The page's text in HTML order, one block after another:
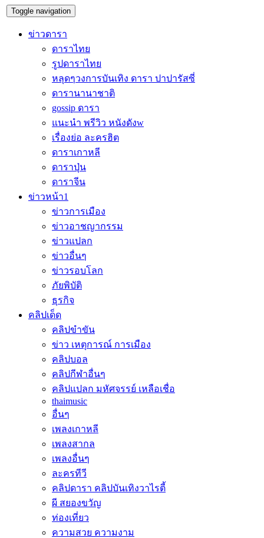
Toggle navigation
ข่าวดารา
ดาราไทย
รูปดาราไทย
หลุดๆวงการบันเทิง ดารา ปาปารัสซี่
ดารานานาชาติ
gossip ดารา
แนะนำ พรีวิว หนังดังw
เรื่องย่อ ละครฮิต
ดาราเกาหลี
ดาราปุ่น
ดาราจีน
ข่าวหน้า1
ข่าวการเมือง
ข่าวอาชญากรรม
ข่าวแปลก
ข่าวอื่นๆ
ข่าวรอบโลก
ภัยพิบัติ
ธุรกิจ
คลิปเด็ด
คลิปขำขัน
ข่าว เหตุการณ์ การเมือง
คลิปบอล
คลิปกีฬาอื่นๆ
คลิปแปลก มหัศจรรย์ เหลือเชื่อ
thaimusic
อื่นๆ
เพลงเกาหลี
เพลงสากล
เพลงอื่นๆ
ละครทีวี
คลิปดารา คลิปบันเทิงวาไรตี้
ผี สยองขวัญ
ท่องเที่ยว
ความสวย ความงาม